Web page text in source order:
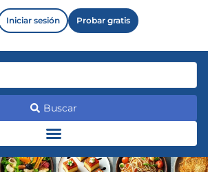
Iniciar sesión Probar gratis
Buscar